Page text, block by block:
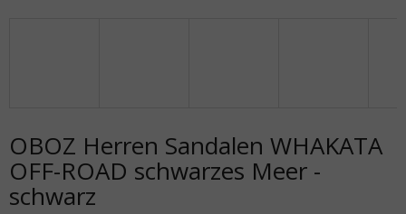
OBOZ Herren Sandalen WHAKATA
OFF-ROAD schwarzes Meer -
schwarz